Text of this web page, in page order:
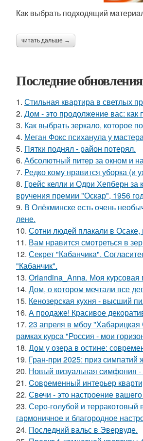
Как выбрать подходящий
читать дальше →
Последние
1. Стильная квартира в светлых
2. Дом - это продолжение вас: как
3. Как выбрать зеркало, которое
4. Меган Фокс психанула у
5. Пятки поднял - район потерял.
6. Абсолютный питер за окном и
7. Редко кому нравится уборка (и
8. Грейс келли и Одри Хепберн
вручения премии "Оскар", 1956
9. В Олёкминске есть очень
лене.
10. Сотни людей плакали в
11. Вам нравится смотреться в
12. Секрет "Кабанчика".
"Кабанчик".
13. Orlandina_Anna. Моя курсовая
14. Дом, о котором мечтали все
15. Кенозерская кухня - высший
16. А продаже! Красивое
17. 23 апреля в мбоу
рамках курса "Россия - мои
18. Дом у озера в остине:
19. Гран-при 2025: приз симпатий
20. Новый визуальная симфония -
21. Cовременный интерьер
22. Свечи - это настроение
23. Серо-голубой и терракотовый
гармоничное и благородное
24. Последний вальс в Эвервуде.